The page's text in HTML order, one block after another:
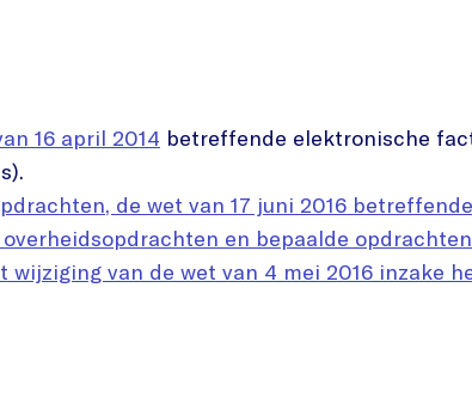
16 april 2014 betreffende elektronische
de wet van 17 juni 2016
en bepaalde
van de wet van 4 mei 2016 inzake